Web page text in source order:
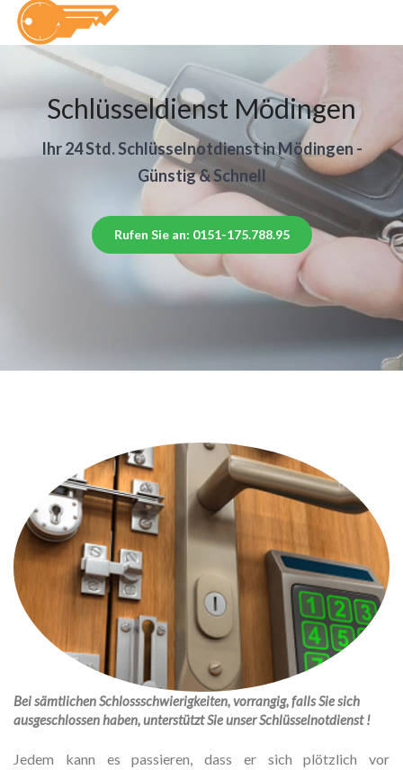
Schlüsseldienst Mödingen
Ihr 24 Std. Schlüsselnotdienst in Mödingen -
Günstig & Schnell
Rufen Sie an: 0151-175.788.95
Bei sämtlichen Schlossschwierigkeiten, vorrangig, falls Sie sich
ausgeschlossen haben, unterstützt Sie unser Schlüsselnotdienst !
Jedem kann es passieren, dass er sich plötzlich vor